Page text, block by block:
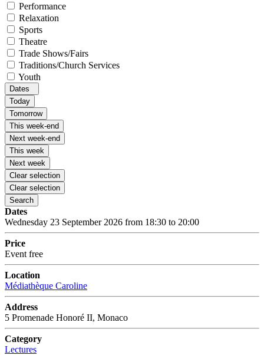
Performance
Relaxation
Sports
Theatre
Trade Shows/Fairs
Traditions/Church Services
Youth
Dates
Today
Tomorrow
This week-end
Next week-end
This week
Next week
Clear selection
Clear selection
Search
Dates
Wednesday 23 September 2026 from 18:30 to 20:00
Price
Event free
Location
Médiathèque Caroline
Address
5 Promenade Honoré II, Monaco
Category
Lectures